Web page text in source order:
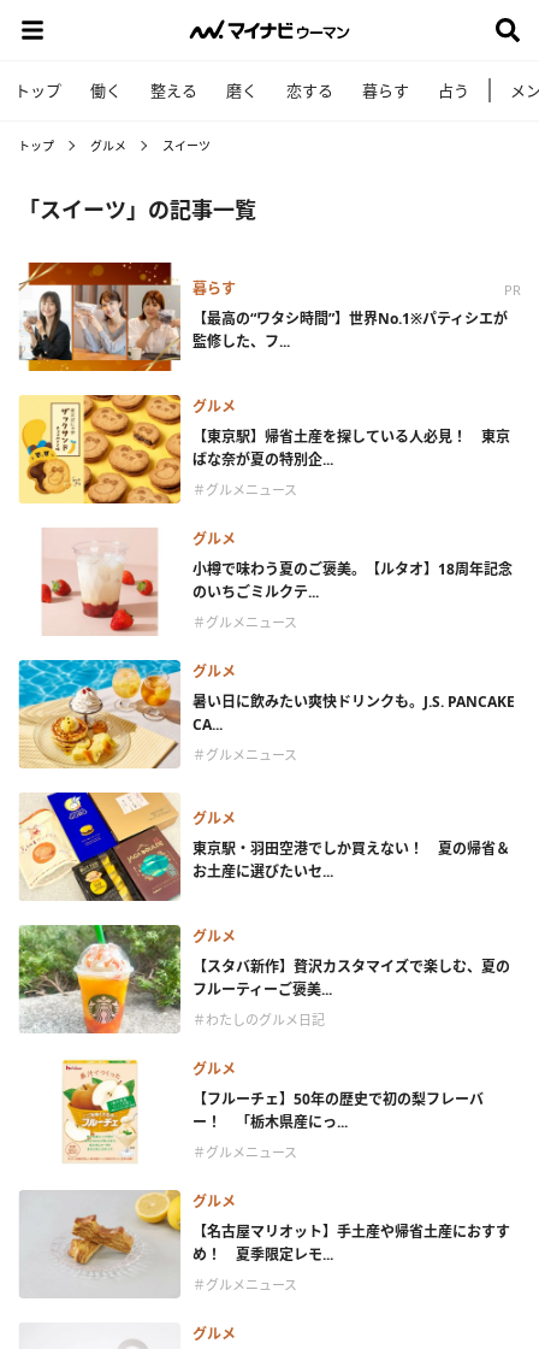
トップ 働く 整える 磨く 恋する 暮らす 占う メ
トップ グルメ スイーツ
「スイーツ」の記事一覧
暮らす PR
【最高の“ワタシ時間”】世界No.1※パティシエが
監修した、フ...
グルメ
【東京駅】帰省土産を探している人必見！ 東京
ばな奈が夏の特別企...
＃グルメニュース
グルメ
小樽で味わう夏のご褒美。【ルタオ】18周年記念
のいちごミルクテ...
＃グルメニュース
グルメ
暑い日に飲みたい爽快ドリンクも。J.S. PANCAKE
CA...
＃グルメニュース
グルメ
東京駅・羽田空港でしか買えない！ 夏の帰省＆
お土産に選びたいセ...
グルメ
【スタバ新作】贅沢カスタマイズで楽しむ、夏の
フルーティーご褒美...
＃わたしのグルメ日記
グルメ
【フルーチェ】50年の歴史で初の梨フレーバ
ー！ 「栃木県産にっ...
＃グルメニュース
グルメ
【名古屋マリオット】手土産や帰省土産におすす
め！ 夏季限定レモ...
＃グルメニュース
グルメ